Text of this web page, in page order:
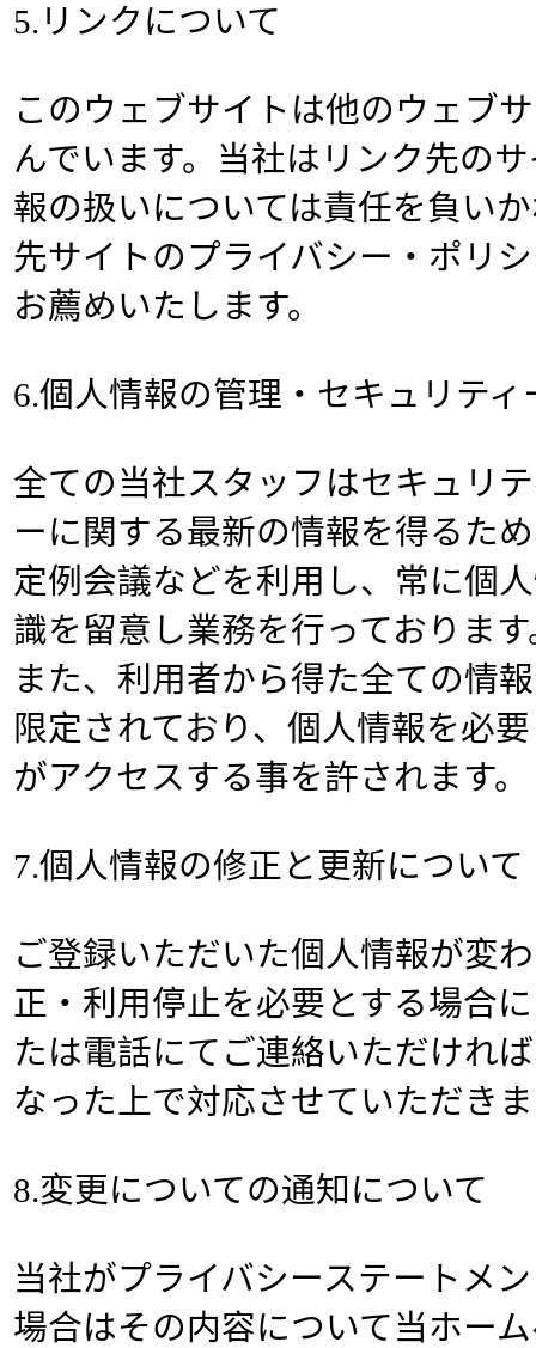
5.リンクについて
このウェブサイトは他のウェブ
んでいます。当社はリンク先の
報の扱いについては責任を負い
先サイトのプライバシー・ポリ
お薦めいたします。
6.個人情報の管理・セキュリティ
全ての当社スタッフはセキュリ
ーに関する最新の情報を得るた
定例会議などを利用し、常に個
識を留意し業務を行っております
また、利用者から得た全ての情
限定されており、個人情報を必
がアクセスする事を許されます。
7.個人情報の修正と更新について
ご登録いただいた個人情報が変
正・利用停止を必要とする場合
たは電話にてご連絡いただけれ
なった上で対応させていただき
8.変更についての通知について
当社がプライバシーステートメ
場合はその内容について当ホー